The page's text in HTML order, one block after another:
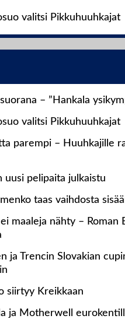
valitsi Pikkuhuuhkajat
– ”Hankala
valitsi Pikkuhuuhkajat
parempi – Huuhkajille
uusi pelipaita julkaistu
taas vaihdosta
ei maaleja nähty – Roman
ja Trencin Slovakian
siirtyy Kreikkaan
ja Motherwell